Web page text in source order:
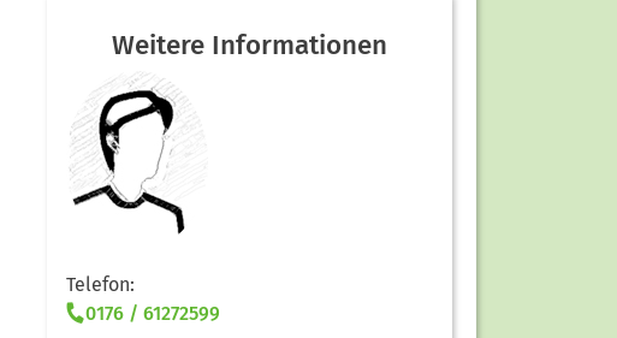
Weitere Informationen
Telefon:
0176 / 61272599